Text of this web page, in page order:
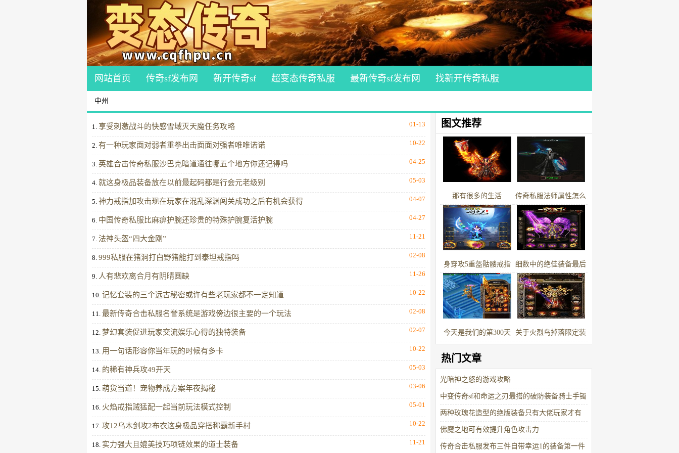
网站首页 传奇sf发布网 新开传奇sf 超变态传奇私服 最新传奇sf发布网 找新开传奇私服
中州
01-13
1. 享受刺激战斗的快感雪域灭天魔任务攻略
10-22
2. 有一种玩家面对弱者重拳出击面面对强者唯唯诺诺
04-25
3. 英雄合击传奇私服沙巴克暗道通往哪五个地方你还记得吗
05-03
4. 就这身极品装备放在以前最起码都是行会元老级别
04-07
5. 神力戒指加攻击现在玩家在混乱深渊闯关成功之后有机会获得
04-27
6. 中国传奇私服比麻痹护腕还珍贵的特殊护腕复活护腕
11-21
7. 法神头盔“四大金刚”
02-08
8. 999私服在猪洞打白野猪能打到泰坦戒指吗
11-26
9. 人有悲欢离合月有阴晴圆缺
10-22
10. 记忆套装的三个远古秘密或许有些老玩家都不一定知道
02-08
11. 最新传奇合击私服名誉系统是游戏傍边很主要的一个玩法
02-07
12. 梦幻套装促进玩家交流娱乐心得的独特装备
10-22
13. 用一句话形容你当年玩的时候有多卡
05-03
14. 的稀有神兵攻49开天
03-06
15. 萌货当道！宠物养成方案年夜揭秘
05-01
16. 火焰戒指贼猛配一起当前玩法模式控制
10-22
17. 攻12乌木剑攻2布衣这身极品穿搭称霸新手村
11-21
18. 实力强大且媲美技巧项链效果的道士装备
图文推荐
那有很多的生活 传奇私服法师属性怎么
样
身穿攻5重盔骷髅戒指
分别加了5点和6点极品
属性
细数中的绝佳装备最后
一把最难获取
今天是我们的第300天 关于火烈鸟掉落限定装
热门文章
光暗神之怒的游戏攻略
中变传奇sf和命运之刃最搭的破防装备骑士手镯
两种玫瑰花造型的绝版装备只有大佬玩家才有
佛魔之地可有效提升角色攻击力
传奇合击私服发布三件自带幸运1的装备第一件